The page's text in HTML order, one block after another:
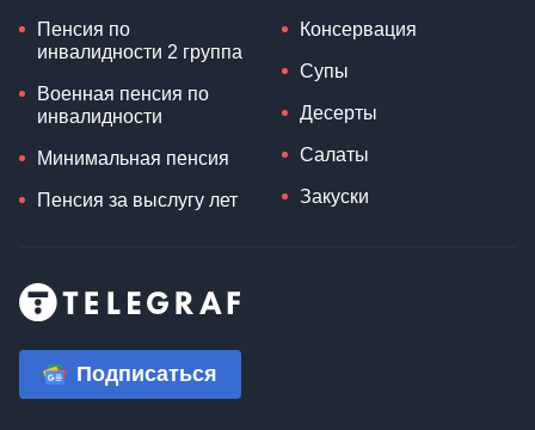
Пенсия по
инвалидности 2 группа
Военная пенсия по
инвалидности
Минимальная пенсия
Пенсия за выслугу лет
Консервация
Супы
Десерты
Салаты
Закуски
Подписаться